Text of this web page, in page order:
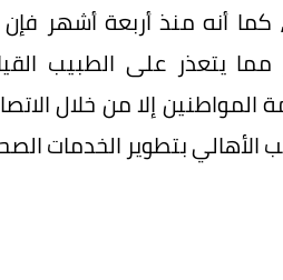
أنه منذ أربعة أشهر
مما يتعذر على الطبيب
إلا من خلال
الأهالي بتطوير الخدمات